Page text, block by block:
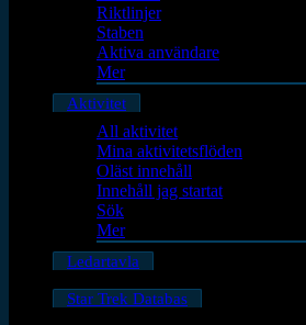
Riktlinjer
Staben
Aktiva användare
Mer
Aktivitet
All aktivitet
Mina aktivitetsflöden
Oläst innehåll
Innehåll jag startat
Sök
Mer
Ledartavla
Star Trek Databas